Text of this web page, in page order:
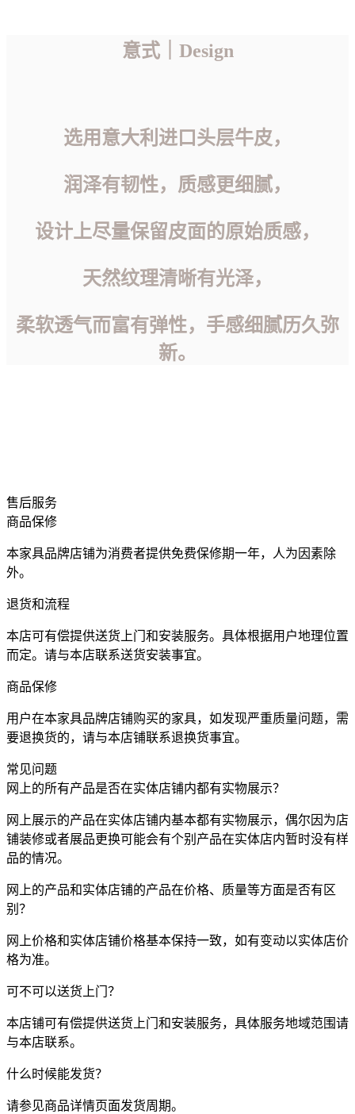
意式｜Design
选用意大利进口头层牛皮，
润泽有韧性，质感更细腻，
设计上尽量保留皮面的原始质感，
天然纹理清晰有光泽，
柔软透气而富有弹性，手感细腻历久弥
新。
售后服务
商品保修
本家具品牌店铺为消费者提供免费保修期一年，人为因素除
外。
退货和流程
本店可有偿提供送货上门和安装服务。具体根据用户地理位置
而定。请与本店联系送货安装事宜。
商品保修
用户在本家具品牌店铺购买的家具，如发现严重质量问题，需
要退换货的，请与本店铺联系退换货事宜。
常见问题
网上的所有产品是否在实体店铺内都有实物展示？
网上展示的产品在实体店铺内基本都有实物展示，偶尔因为店
铺装修或者展品更换可能会有个别产品在实体店内暂时没有样
品的情况。
网上的产品和实体店铺的产品在价格、质量等方面是否有区
别？
网上价格和实体店铺价格基本保持一致，如有变动以实体店价
格为准。
可不可以送货上门？
本店铺可有偿提供送货上门和安装服务，具体服务地域范围请
与本店联系。
什么时候能发货？
请参见商品详情页面发货周期。